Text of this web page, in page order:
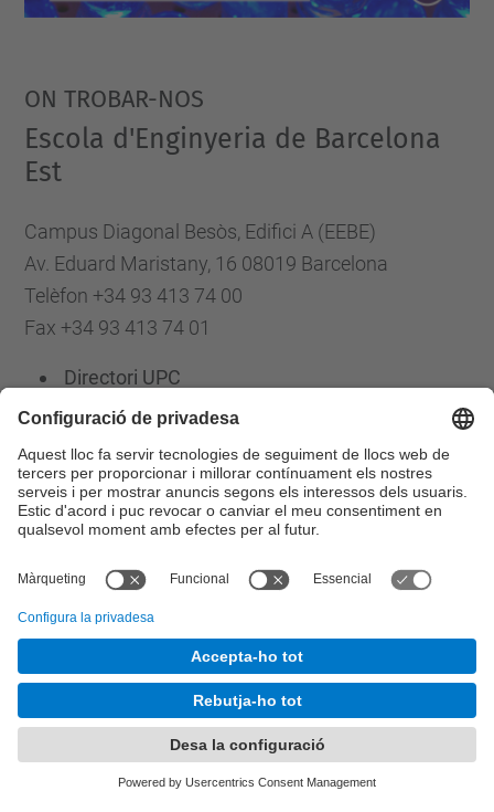
10T13:00:00+02:00
ON TROBAR-NOS
Escola d'Enginyeria de Barcelona
Est
Campus Diagonal Besòs, Edifici A (EEBE)
Av. Eduard Maristany, 16 08019 Barcelona
Telèfon +34 93 413 74 00
Fax +34 93 413 74 01
Directori UPC
Formulari de contacte
Llista Xarxes Socials
Escola d'Enginyeria de Barcelona Est. EEBE
Desenvolupat amb